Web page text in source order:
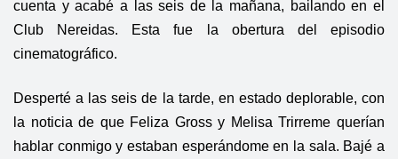
cuenta y acabé a las seis de la mañana, bailando en el
Club Nereidas. Esta fue la obertura del episodio
cinematográfico.
Desperté a las seis de la tarde, en estado deplorable, con
la noticia de que Feliza Gross y Melisa Trirreme querían
hablar conmigo y estaban esperándome en la sala. Bajé a